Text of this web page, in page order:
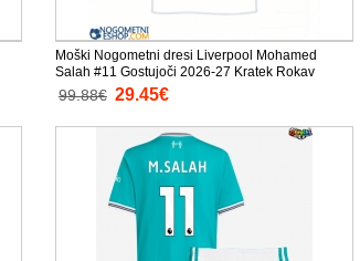
Moški Nogometni dresi Liverpool Mohamed
Salah #11 Gostujoči 2026-27 Kratek Rokav
99.88€ 29.45€